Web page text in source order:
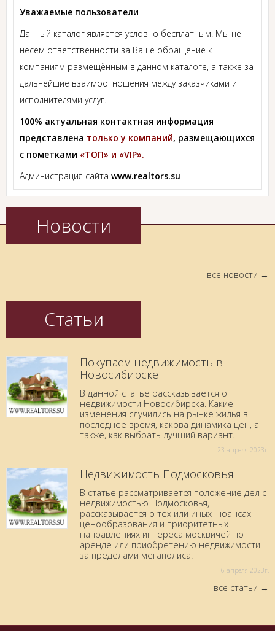
Уважаемые пользователи
Данный каталог является условно бесплатным. Мы не
несём ответственности за Ваше обращение к
компаниям размещённым в данном каталоге, а также за
дальнейшие взаимоотношения между заказчиками и
исполнителями услуг.
100% актуальная контактная информация
представлена только у компаний, размещающихся
с пометками «ТОП» и «VIP».
Администрация сайта www.realtors.su
Новости
все новости
Статьи
Покупаем недвижимость в
Новосибирске
В данной статье рассказывается о
недвижимости Новосибирска. Какие
изменения случились на рынке жилья в
последнее время, какова динамика цен, а
также, как выбрать лучший вариант.
23 aпреля 2023г.
Недвижимость Подмосковья
В статье рассматривается положение дел с
недвижимостью Подмосковья,
рассказывается о тех или иных нюансах
ценообразования и приоритетных
направлениях интереса москвичей по
аренде или приобретению недвижимости
за пределами мегаполиса.
6 aпреля 2023г.
все статьи